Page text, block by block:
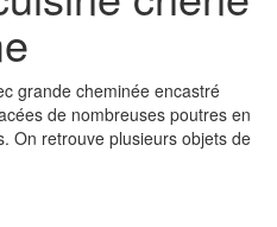
grande cheminée encastré
de nombreuses poutres en
On retrouve plusieurs objets de